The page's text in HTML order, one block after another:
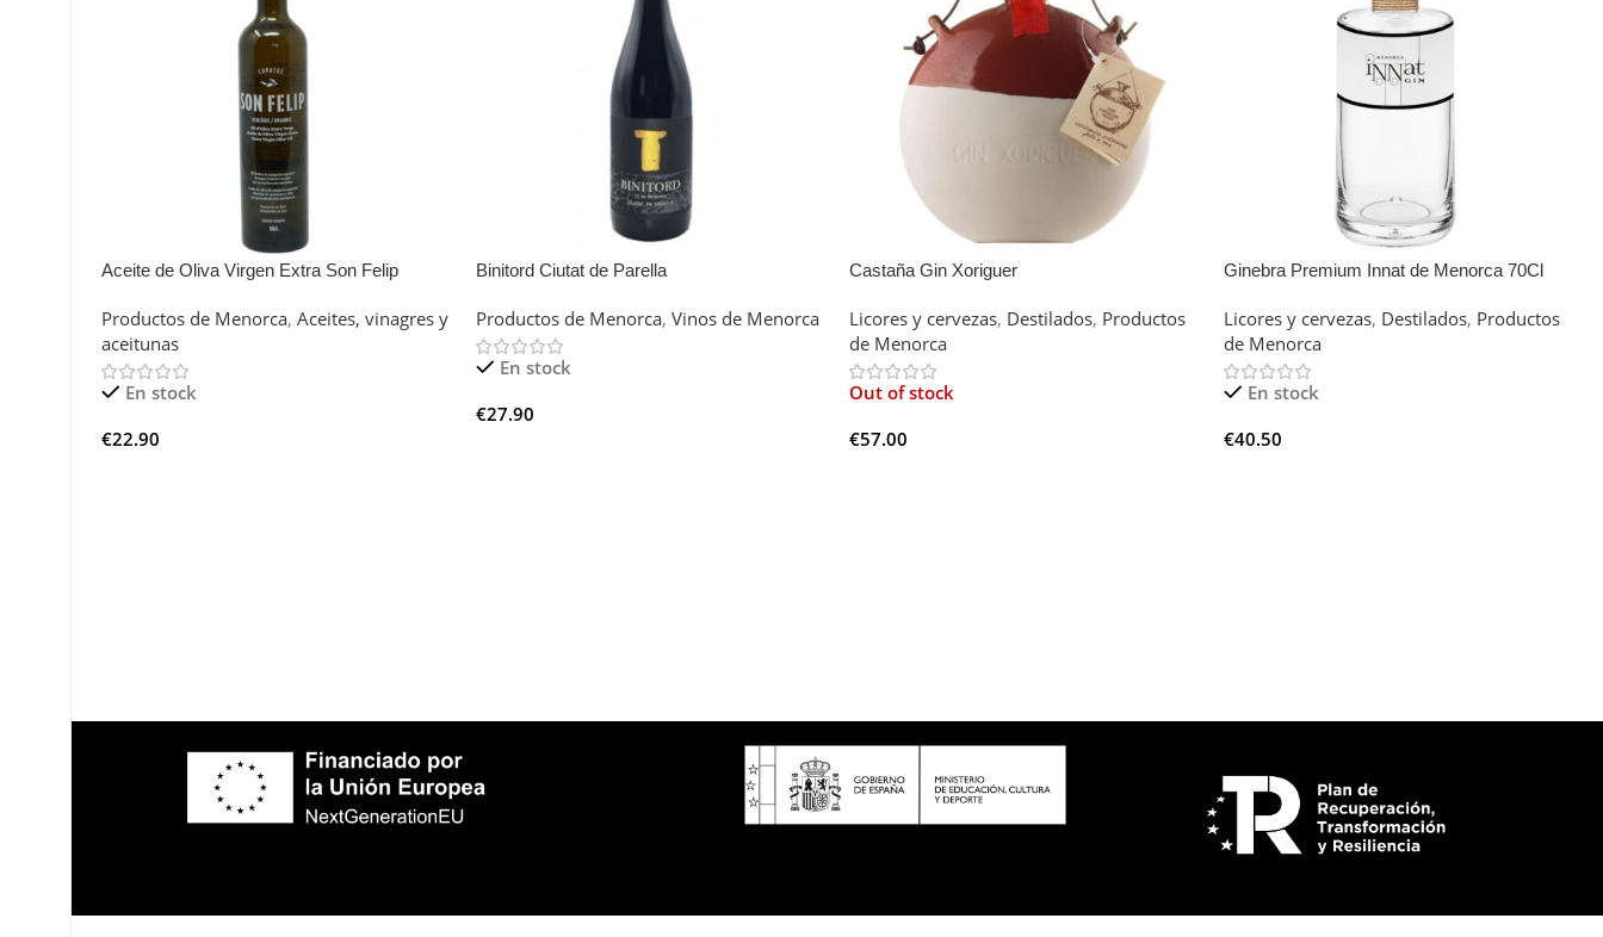
Aceite de Oliva Virgen Extra Son Felip
Productos de Menorca, Aceites, vinagres y
aceitunas
En stock
€22.90
Binitord Ciutat de Parella
Productos de Menorca, Vinos de Menorca
En stock
€27.90
Castaña Gin Xoriguer
Licores y cervezas, Destilados, Productos
de Menorca
Out of stock
€57.00
Ginebra Premium Innat de Menorca 70Cl
Licores y cervezas, Destilados, Productos
de Menorca
En stock
€40.50